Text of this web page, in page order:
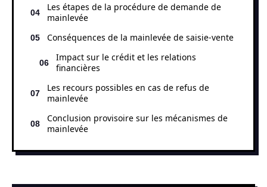
Les étapes de la procédure de demande de
mainlevée
Conséquences de la mainlevée de saisie-vente
Impact sur le crédit et les relations
financières
Les recours possibles en cas de refus de
mainlevée
Conclusion provisoire sur les mécanismes de
mainlevée